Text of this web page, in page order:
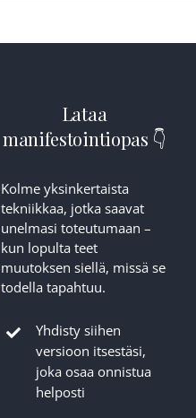
Lataa
manifestointiopas 👇
Kolme yksinkertaista
tekniikkaa, jotka saavat
unelmasi toteutumaan –
kun lopulta teet
muutoksen siellä, missä se
todella tapahtuu.
Yhdisty siihen
versioon itsestäsi,
joka osaa onnistua
helposti